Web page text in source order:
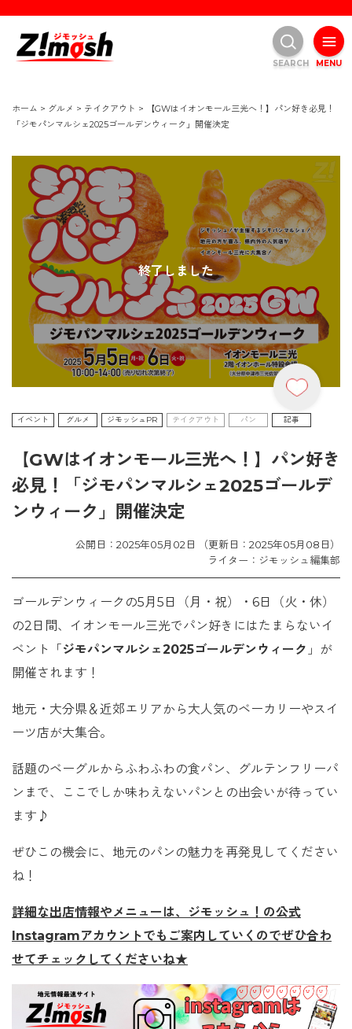
ホーム > グルメ > テイクアウト >
【GWはイオンモール三光へ！】パン好き必見！
「ジモパンマルシェ2025ゴールデンウィーク」開催決定
終了しました
イベント グルメ ジモッシュPR テイクアウト パン 記事
【GWはイオンモール三光へ！】パン好き
必見！「ジモパンマルシェ2025ゴールデ
ンウィーク」開催決定
公開日：2025年05月02日 （更新日：2025年05月08日）
ライター：ジモッシュ編集部
ゴールデンウィークの5月5日（月・祝）・6日（火・休）
の2日間、イオンモール三光でパン好きにはたまらないイ
ベント「ジモパンマルシェ2025ゴールデンウィーク 」が
開催されます！
地元・大分県＆近郊エリアから大人気のベーカリーやスイ
ーツ店が大集合。
話題のベーグルからふわふわの食パン、グルテンフリーパ
ンまで、ここでしか味わえないパンとの出会いが待ってい
ます♪
ぜひこの機会に、地元のパンの魅力を再発見してください
ね！
詳細な出店情報やメニューは、ジモッシュ！の公式
Instagramアカウントでもご案内していくのでぜひ合わ
せてチェックしてくださいね★
MENU
SEARCH